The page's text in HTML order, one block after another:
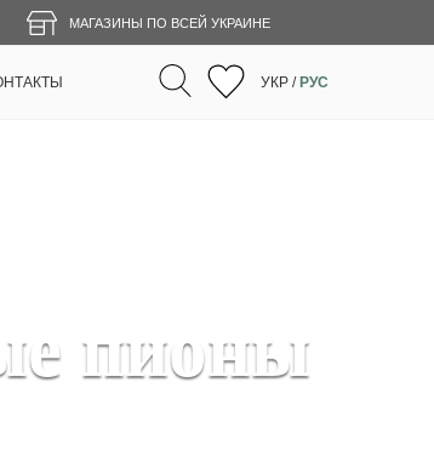
МАГАЗИНЫ ПО ВСЕЙ УКРАИНЕ
УКР / РУС
пионы